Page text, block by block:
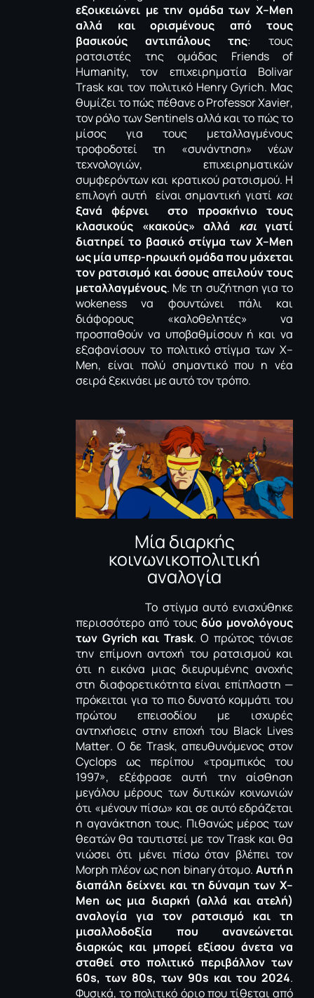
εξοικειώνει με την ομάδα των X–Men
αλλά και ορισμένους από τους
βασικούς αντιπάλους της: τους
ρατσιστές της ομάδας Friends
of
Humanity, τον επιχειρηματία Bolivar
Trask και τον πολιτικό Henry Gyrich. Μας
θυμίζει το πώς πέθανε οProfessorXavier,
τον ρόλο τωνSentinelsαλλά και το πώς το
μίσος για τους μεταλλαγμένους
τροφοδοτεί τη «συνάντηση» νέων
τεχνολογιών, επιχειρηματικών
συμφερόντων και κρατικού ρατσισμού. Η
επιλογή αυτή είναι σημαντική γιατί και
ξανά φέρνει στο προσκήνιο τους
κλασικούς «κακούς» αλλά καιγιατί
διατηρεί το βασικό στίγμα των X–Men
ως μία υπερ-ηρωική ομάδα που μάχεται
τον ρατσισμό και όσους απειλούν τους
μεταλλαγμένους. Με τη συζήτηση για το
wokeness να φουντώνει πάλι και
διάφορους «καλοθελητές» να
προσπαθούν να υποβαθμίσουν ή και να
εξαφανίσουν το πολιτικό στίγμα των X–
Men, είναι πολύ σημαντικό που η νέα
σειρά ξεκινάει με αυτό τον τρόπο.
Μία διαρκής
κοινωνικοπολιτική
αναλογία
Το στίγμα αυτό ενισχύθηκε
περισσότερο από τουςδύο μονολόγους
των Gyrich και Trask. Ο πρώτος τόνισε
την επίμονη αντοχή του ρατσισμού και
ότι η εικόνα μιας διευρυμένης ανοχής
στη διαφορετικότητα είναι επίπλαστη —
πρόκειται για το πιο δυνατό κομμάτι του
πρώτου επεισοδίου με ισχυρές
αντηχήσεις στην εποχή του Black Lives
Matter.O δε Trask, απευθυνόμενος στον
Cyclops ως περίπου «τραμπικός του
1997», εξέφρασε αυτή την αίσθηση
μεγάλου μέρους των δυτικών κοινωνιών
ότι «μένουν πίσω» και σε αυτό εδράζεται
η αγανάκτηση τους. Πιθανώς μέρος των
θεατών θα ταυτιστεί με τονTrask και θα
νιώσει ότι μένει πίσω όταν βλέπει τον
Morphπλέον ωςnon binaryάτομο. Αυτή η
διαπάλη δείχνει και τη δύναμη των X–
Men ως μια διαρκή (αλλά και ατελή)
αναλογία για τον ρατσισμό και τη
μισαλλοδοξία που ανανεώνεται
διαρκώς και μπορεί εξίσου άνετα να
σταθεί στο πολιτικό περιβάλλον των
60s, των 80s, των 90s και του 2024.
Φυσικά, το πολιτικό όριο που τίθεται από